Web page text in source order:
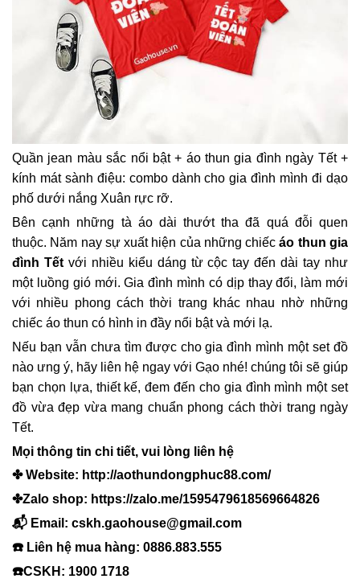
Quần jean màu sắc nổi bật + áo thun gia đình ngày Tết +
kính mát sành điệu: combo dành cho gia đình mình đi dạo
phố dưới nắng Xuân rực rỡ.
Bên cạnh những tà áo dài thướt tha đã quá đỗi quen
thuộc. Năm nay sự xuất hiện của những chiếcáo thun gia
đình Tếtvới nhiều kiểu dáng từ cộc tay đến dài tay như
một luồng gió mới. Gia đình mình có dịp thay đổi, làm mới
với nhiều phong cách thời trang khác nhau nhờ những
chiếc áo thun có hình in đầy nổi bật và mới lạ.
Nếu bạn vẫn chưa tìm được cho gia đình mình một set đồ
nào ưng ý, hãy liên hệ ngay với Gạo nhé! chúng tôi sẽ giúp
bạn chọn lựa, thiết kế, đem đến cho gia đình mình một set
đồ vừa đẹp vừa mang chuẩn phong cách thời trang ngày
Tết.
Mọi thông tin chi tiết, vui lòng liên hệ
✤ Website: http://aothundongphuc88.com/
✤Zalo shop: https://zalo.me/1595479618569664826
📬 Email: cskh.gaohouse@gmail.com
☎️ Liên hệ mua hàng: 0886.883.555
☎️CSKH: 1900 1718